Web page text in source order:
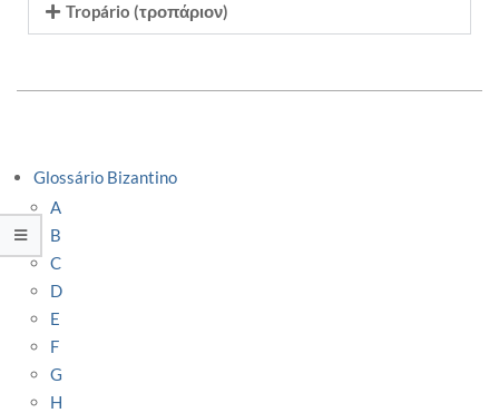
Tropário (τροπάριον)
Glossário Bizantino
A
B
C
D
E
F
G
H